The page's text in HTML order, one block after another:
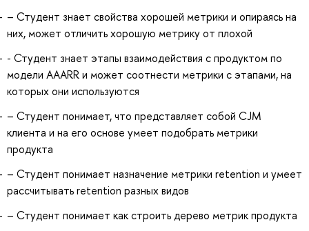
– Студент знает свойства хорошей метрики и опираясь на
них, может отличить хорошую метрику от плохой
- Студент знает этапы взаимодействия с продуктом по
модели AAARR и может соотнести метрики с этапами, на
которых они используются
– Студент понимает, что представляет собой CJM
клиента и на его основе умеет подобрать метрики
продукта
– Студент понимает назначение метрики retention и умеет
рассчитывать retention разных видов
– Студент понимает как строить дерево метрик продукта